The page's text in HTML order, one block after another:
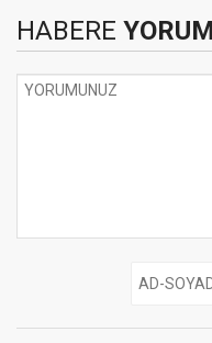
HABERE